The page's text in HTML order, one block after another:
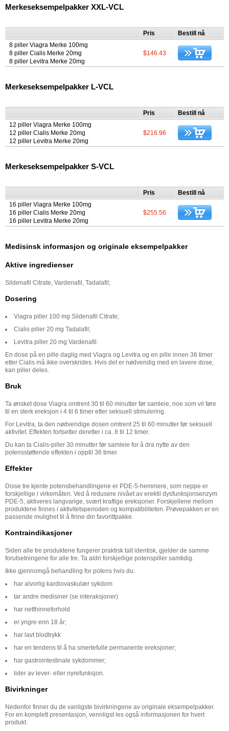
Merkeseksempelpakker XXL-VCL
Pris
Bestill nå
8 piller Viagra Merke 100mg
8 piller Cialis Merke 20mg
8 piller Levitra Merke 20mg
$146.43
Merkeseksempelpakker L-VCL
Pris
Bestill nå
12 piller Viagra Merke 100mg
12 piller Cialis Merke 20mg
12 piller Levitra Merke 20mg
$216.96
Merkeseksempelpakker S-VCL
Pris
Bestill nå
16 piller Viagra Merke 100mg
16 piller Cialis Merke 20mg
16 piller Levitra Merke 20mg
$255.56
Medisinsk informasjon og originale eksempelpakker
Aktive ingredienser
Sildenafil Citrate, Vardenafil, Tadalafil;
Dosering
Viagra piller 100 mg Sildenafil Citrate;
Cialis piller 20 mg Tadalafil;
Levitra piller 20 mg Vardenafil.
En dose på en pille daglig med Viagra og Levitra og en pille innen 36 timer
etter Cialis må ikke overskrides. Hvis det er nødvendig med en lavere dose,
kan piller deles.
Bruk
Ta ønsket dose Viagra omtrent 30 til 60 minutter før samleie, noe som vil føre
til en sterk ereksjon i 4 til 6 timer etter seksuell stimulering.
For Levitra, ta den nødvendige dosen omtrent 25 til 60 minutter før seksuell
aktivitet. Effekten fortsetter deretter i ca. 8 til 12 timer.
Du kan ta Cialis-piller 30 minutter før samleie for å dra nytte av den
potensstøttende effekten i opptil 36 timer.
Effekter
Disse tre kjente potensbehandlingene er PDE-5-hemmere, som neppe er
forskjellige i virkemåten. Ved å redusere nivået av erektil dysfunksjonsenzym
PDE-5, aktiveres langvarige, svært kraftige ereksjoner. Forskjellene mellom
produktene finnes i aktivitetsperioden og kompatibiliteten. Prøvepakken er en
passende mulighet til å finne din favorittpakke.
Kontraindikasjoner
Siden alle tre produktene fungerer praktisk talt identisk, gjelder de samme
forutsetningene for alle tre. Ta aldri forskjellige potenspiller samtidig.
Ikke gjennomgå behandling for potens hvis du:
har alvorlig kardiovaskulær sykdom
tar andre medisiner (se interaksjoner)
har netthinneforhold
er yngre enn 18 år;
har lavt blodtrykk
har en tendens til å ha smertefulle permanente ereksjoner;
har gastrointestinale sykdommer;
lider av lever- eller nyrefunksjon.
Bivirkninger
Nedenfor finner du de vanligste bivirkningene av originale eksempelpakker.
For en komplett presentasjon, vennligst les også informasjonen for hvert
produkt.